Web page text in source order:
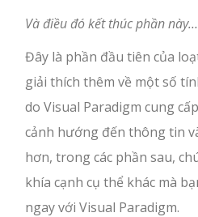
Và điều đó kết thúc phần này…
Đây là phần đầu tiên của
giải thích thêm về một số
do Visual Paradigm cung
cảnh hướng đến thông tin
hơn, trong các phần sau,
khía cạnh cụ thể khác mà
ngay với Visual Paradigm.